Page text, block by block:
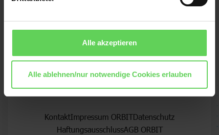
Weitere Informationen, auch zur Datenverarbeitung durch
Datenschutzhinweisen
die Verwendung von Cookies jederzeit in
Ihren Einstellungen anpassen. Erforderliche Cookies
Alle akzeptieren
Alle ablehnen/nur notwendige Cookies erlauben
Rechtliches
KontaktImpressum ORBITDatenschutz
HaftungsausschlussAGB ORBIT